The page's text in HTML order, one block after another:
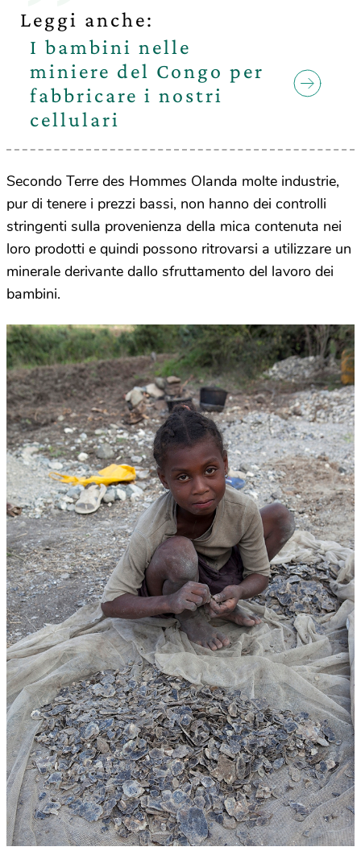
Leggi anche:
I bambini nelle
miniere del Congo per
fabbricare i nostri
cellulari
Secondo Terre des Hommes Olanda molte industrie,
pur di tenere i prezzi bassi, non hanno dei controlli
stringenti sulla provenienza della mica contenuta nei
loro prodotti e quindi possono ritrovarsi a utilizzare un
minerale derivante dallo sfruttamento del lavoro dei
bambini.